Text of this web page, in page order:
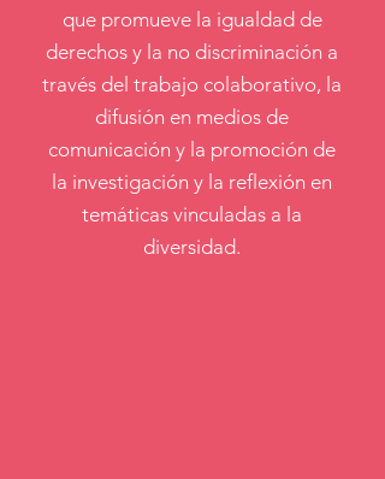
que promueve la igualdad de
derechos y la no discriminación a
través del trabajo colaborativo, la
difusión en medios de
comunicación y la promoción de
la investigación y la reflexión en
temáticas vinculadas a la
diversidad.